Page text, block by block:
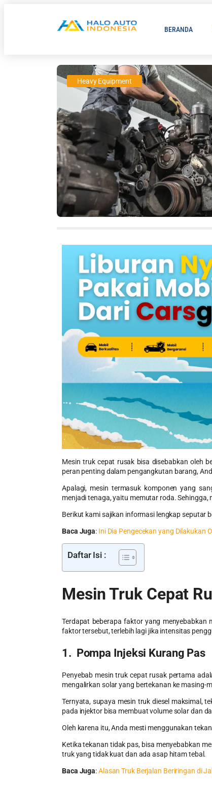
BERANDA
Heavy Equipment
Mesin truk cepat rusak bisa disebabkan oleh
peran penting dalam pengangkutan barang,
Apalagi, mesin termasuk komponen yang
menjadi tenaga, yaitu memutar roda. Sehingga,
Berikut kami sajikan informasi lengkap seputar
Baca Juga: Ini Dia Pengecekan yang Dilakukan
Daftar Isi :
Mesin Truk Cepat
Terdapat beberapa faktor yang menyebabkan
faktor tersebut, terlebih lagi jika intensitas
1. Pompa Injeksi Kurang Pas
Penyebab mesin truk cepat rusak pertama
mengalirkan solar yang bertekanan ke masing-
Ternyata, supaya mesin truk diesel maksimal,
pada injektor bisa membuat volume solar dan
Oleh karena itu, Anda mesti menggunakan
Ketika tekanan tidak pas, bisa menyebabkan
truk yang tidak kuat dan ada asap hitam tebal.
Baca Juga:Alasan Truk Berjalan Beriringan di